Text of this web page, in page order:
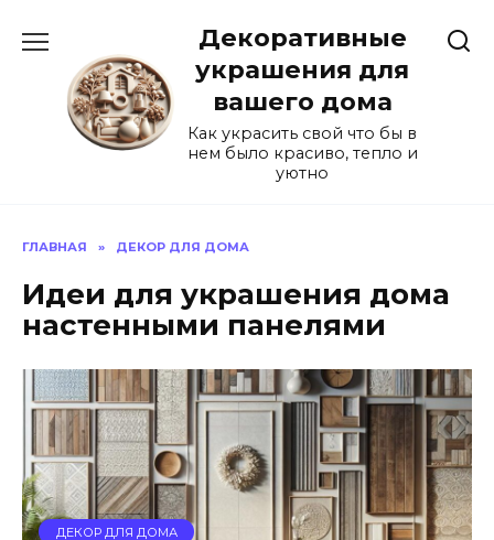
содержанию
Декоративные
украшения для
вашего дома
Как украсить свой что бы в
нем было красиво, тепло и
уютно
ГЛАВНАЯ » ДЕКОР ДЛЯ ДОМА
Идеи для украшения дома
настенными панелями
ДЕКОР ДЛЯ ДОМА